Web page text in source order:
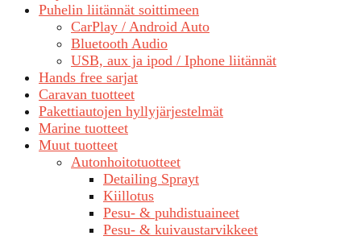
Puhelin liitännät soittimeen
CarPlay / Android Auto
Bluetooth Audio
USB, aux ja ipod / Iphone liitännät
Hands free sarjat
Caravan tuotteet
Pakettiautojen hyllyjärjestelmät
Marine tuotteet
Muut tuotteet
Autonhoitotuotteet
Detailing Sprayt
Kiillotus
Pesu- & puhdistuaineet
Pesu- & kuivaustarvikkeet